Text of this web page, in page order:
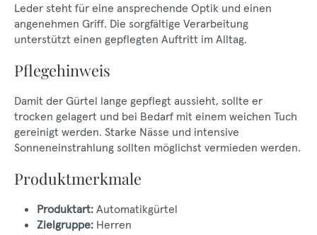
Leder steht für eine ansprechende Optik und einen
angenehmen Griff. Die sorgfältige Verarbeitung
unterstützt einen gepflegten Auftritt im Alltag.
Pflegehinweis
Damit der Gürtel lange gepflegt aussieht, sollte er
trocken gelagert und bei Bedarf mit einem weichen Tuch
gereinigt werden. Starke Nässe und intensive
Sonneneinstrahlung sollten möglichst vermieden werden.
Produktmerkmale
Produktart: Automatikgürtel
Zielgruppe: Herren